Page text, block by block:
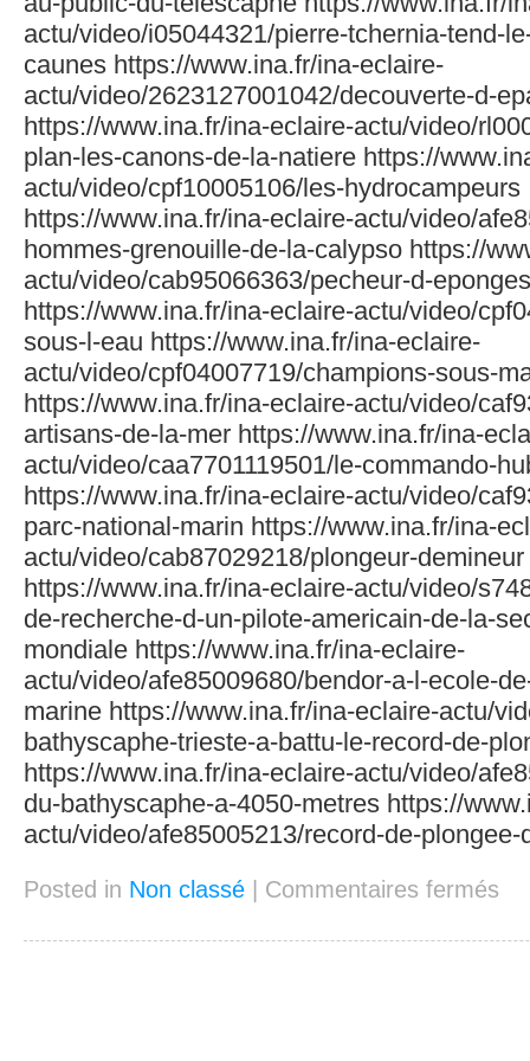
actu/video/i05044321/pierre-tchernia-tend-
caunes https://www.ina.fr/ina-eclaire-
actu/video/2623127001042/decouverte-d-
https://www.ina.fr/ina-eclaire-actu/video/
plan-les-canons-de-la-natiere https://
actu/video/cpf10005106/les-hydrocampeurs
https://www.ina.fr/ina-eclaire-actu/video/
hommes-grenouille-de-la-calypso https://
actu/video/cab95066363/pecheur-d-
https://www.ina.fr/ina-eclaire-actu/video/
sous-l-eau https://www.ina.fr/ina-eclaire-
actu/video/cpf04007719/champions-sous-
https://www.ina.fr/ina-eclaire-actu/video/
artisans-de-la-mer https://www.ina.fr/ina-
actu/video/caa7701119501/le-commando-
https://www.ina.fr/ina-eclaire-actu/video/
parc-national-marin https://www.ina.fr/ina-
actu/video/cab87029218/plongeur-demineur
https://www.ina.fr/ina-eclaire-actu/video/
de-recherche-d-un-pilote-americain-de-la-
mondiale https://www.ina.fr/ina-eclaire-
actu/video/afe85009680/bendor-a-l-ecole-
marine https://www.ina.fr/ina-eclaire-actu/
bathyscaphe-trieste-a-battu-le-record-de-
https://www.ina.fr/ina-eclaire-actu/video/
du-bathyscaphe-a-4050-metres https://
actu/video/afe85005213/record-de-
Posted in Non classé Commentaires fermés